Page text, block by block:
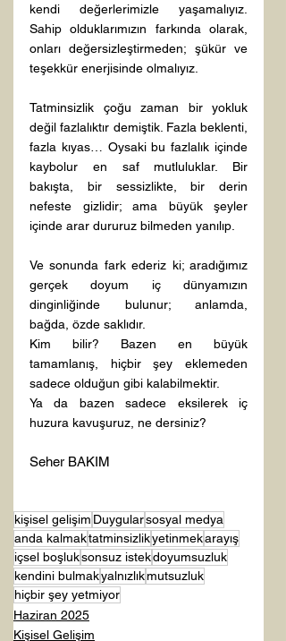
kendi değerlerimizle yaşamalıyız.
Sahip olduklarımızın farkında olarak,
onları değersizleştirmeden; şükür ve
teşekkür enerjisinde olmalıyız.
Tatminsizlik çoğu zaman bir yokluk
değil fazlalıktır demiştik. Fazla beklenti,
fazla kıyas… Oysaki bu fazlalık içinde
kaybolur en saf mutluluklar. Bir
bakışta, bir sessizlikte, bir derin
nefeste gizlidir; ama büyük şeyler
içinde arar dururuz bilmeden yanılıp.
Ve sonunda fark ederiz ki; aradığımız
gerçek doyum iç dünyamızın
dinginliğinde bulunur; anlamda,
bağda, özde saklıdır.
Kim bilir? Bazen en büyük
tamamlanış, hiçbir şey eklemeden
sadece olduğun gibi kalabilmektir.
Ya da bazen sadece eksilerek iç
huzura kavuşuruz, ne dersiniz?
Seher BAKIM
kişisel gelişim Duygularsosyal medya
anda kalmaktatminsizlikyetinmekarayış
içsel boşluksonsuz istekdoyumsuzluk
kendini bulmakyalnızlıkmutsuzluk
hiçbir şey yetmiyor
Haziran 2025
Kişisel Gelişim